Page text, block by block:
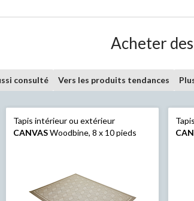
Acheter
consulté Vers les produits tendances
Tapis intérieur ou extérieur
CANVASWoodbine, 8 x 10 pieds